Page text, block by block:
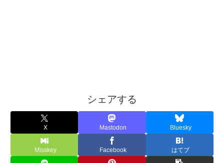
シェアする
X Mastodon Bluesky
Misskey Facebook はてブ